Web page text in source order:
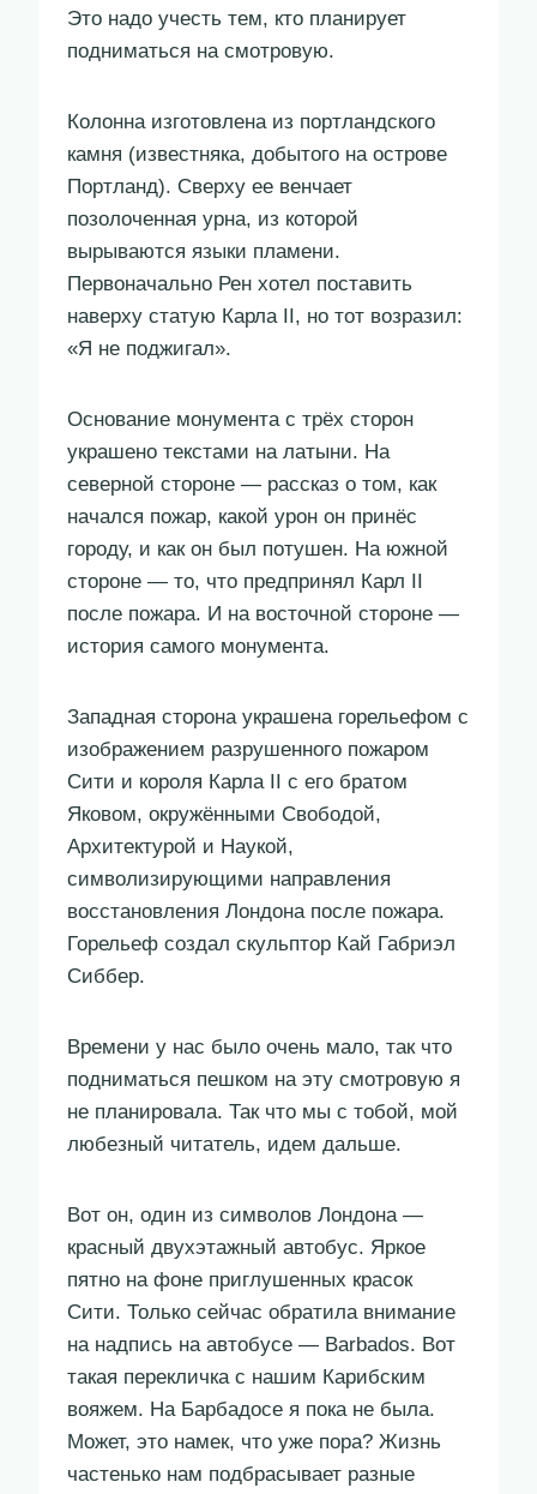
Это надо учесть тем, кто планирует
подниматься на смотровую.
Колонна изготовлена из портландского
камня (известняка, добытого на острове
Портланд). Сверху ее венчает
позолоченная урна, из которой
вырываются языки пламени.
Первоначально Рен хотел поставить
наверху статую Карла II, но тот возразил:
«Я не поджигал».
Основание монумента с трёх сторон
украшено текстами на латыни. На
северной стороне — рассказ о том, как
начался пожар, какой урон он принёс
городу, и как он был потушен. На южной
стороне — то, что предпринял Карл II
после пожара. И на восточной стороне —
история самого монумента.
Западная сторона украшена горельефом с
изображением разрушенного пожаром
Сити и короля Карла II с его братом
Яковом, окружёнными Свободой,
Архитектурой и Наукой,
символизирующими направления
восстановления Лондона после пожара.
Горельеф создал скульптор Кай Габриэл
Сиббер.
Времени у нас было очень мало, так что
подниматься пешком на эту смотровую я
не планировала. Так что мы с тобой, мой
любезный читатель, идем дальше.
Вот он, один из символов Лондона —
красный двухэтажный автобус. Яркое
пятно на фоне приглушенных красок
Сити. Только сейчас обратила внимание
на надпись на автобусе — Barbados. Вот
такая перекличка с нашим Карибским
вояжем. На Барбадосе я пока не была.
Может, это намек, что уже пора? Жизнь
частенько нам подбрасывает разные